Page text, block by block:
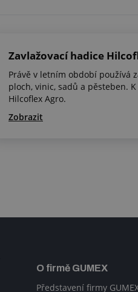
Zavlažovací hadice
Právě v letním období používá
ploch, vinic, sadů a pěsteben.
Hilcoflex Agro.
Zobrazit
O firmě GUMEX
Představení firmy